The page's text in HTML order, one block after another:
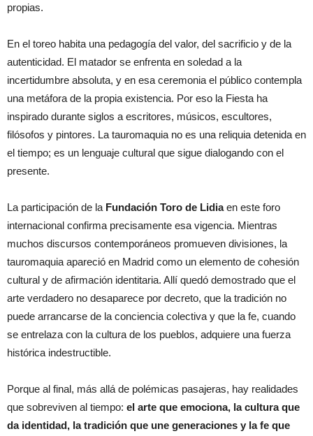
propias.
En el toreo habita una pedagogía del valor, del sacrificio y de la
autenticidad. El matador se enfrenta en soledad a la
incertidumbre absoluta, y en esa ceremonia el público contempla
una metáfora de la propia existencia. Por eso la Fiesta ha
inspirado durante siglos a escritores, músicos, escultores,
filósofos y pintores. La tauromaquia no es una reliquia detenida en
el tiempo; es un lenguaje cultural que sigue dialogando con el
presente.
La participación de la Fundación Toro de Lidiaen este foro
internacional confirma precisamente esa vigencia. Mientras
muchos discursos contemporáneos promueven divisiones, la
tauromaquia apareció en Madrid como un elemento de cohesión
cultural y de afirmación identitaria. Allí quedó demostrado que el
arte verdadero no desaparece por decreto, que la tradición no
puede arrancarse de la conciencia colectiva y que la fe, cuando
se entrelaza con la cultura de los pueblos, adquiere una fuerza
histórica indestructible.
Porque al final, más allá de polémicas pasajeras, hay realidades
que sobreviven al tiempo: el arte que emociona, la cultura que
da identidad, la tradición que une generaciones y la fe que